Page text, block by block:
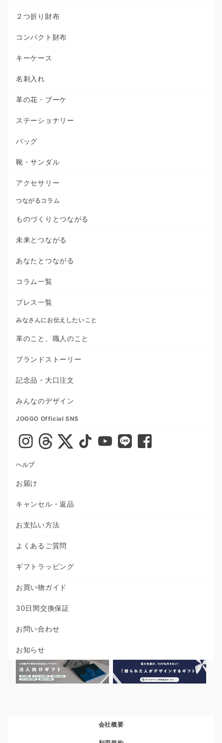
２つ折り財布
コンパクト財布
キーケース
名刺入れ
革の花・ブーケ
ステーショナリー
バッグ
靴・サンダル
アクセサリー
つながるコラム
ものづくりとつながる
未来とつながる
あなたとつながる
コラム一覧
プレス一覧
みなさんにお伝えしたいこと
革のこと、職人のこと
ブランドストーリー
記念品・大口注文
みんなのデザイン
JOGGO Official SNS
ヘルプ
お届け
キャンセル・返品
お支払い方法
よくあるご質問
ギフトラッピング
お買い物ガイド
30日間交換保証
お問い合わせ
お知らせ
会社概要